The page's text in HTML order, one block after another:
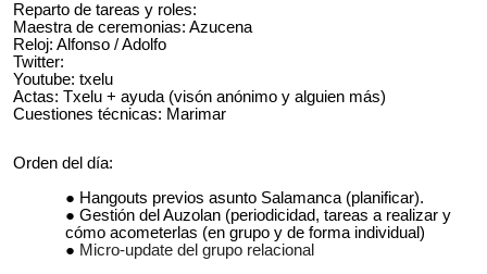
Reparto de tareas y roles:
Maestra de ceremonias: Azucena
Reloj: Alfonso / Adolfo
Twitter:
Youtube: txelu
Actas: Txelu + ayuda (visón anónimo y alguien más)
Cuestiones técnicas: Marimar
Orden del día:
Hangouts previos asunto Salamanca (planificar).
Gestión del Auzolan (periodicidad, tareas a realizar y
cómo acometerlas (en grupo y de forma individual)
Micro-update del grupo relacional